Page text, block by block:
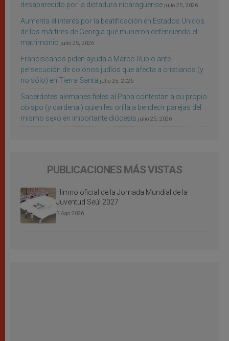
desaparecido por la dictadura nicaragüense julio 25, 2026
Aumenta el interés por la beatificación en Estados Unidos
de los mártires de Georgia que murieron defendiendo el
matrimonio julio 25, 2026
Franciscanos piden ayuda a Marco Rubio ante
persecución de colonos judíos que afecta a cristianos (y
no sólo) en Tierra Santa julio 25, 2026
Sacerdotes alemanes fieles al Papa contestan a su propio
obispo (y cardenal) quien les orilla a bendecir parejas del
mismo sexo en importante diócesis julio 25, 2026
PUBLICACIONES MÁS VISTAS
Himno oficial de la Jornada Mundial de la
Juventud Seúl 2027
3 Ago 2026